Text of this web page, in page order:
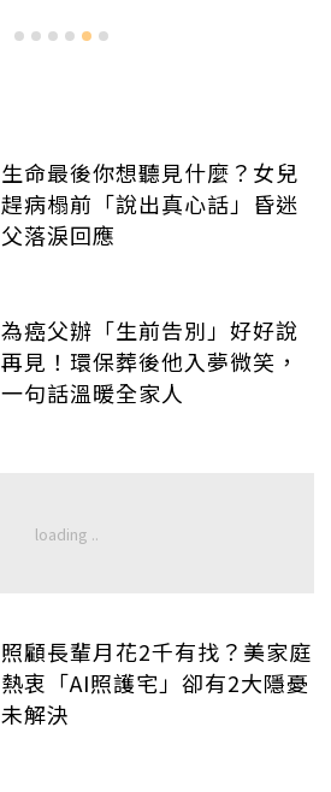
生命最後你想聽見什麼？女兒
趕病榻前「說出真心話」昏迷
父落淚回應
為癌父辦「生前告別」好好說
再見！環保葬後他入夢微笑，
一句話溫暖全家人
照顧長輩月花2千有找？美家庭
熱衷「AI照護宅」卻有2大隱憂
未解決